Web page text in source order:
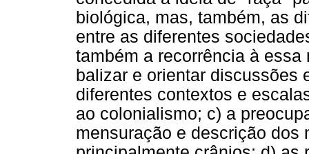
biológica, mas, também, as
entre as diferentes
também a recorrência à
balizar e orientar discussões
diferentes contextos e
ao colonialismo; c) a
mensuração e descrição dos